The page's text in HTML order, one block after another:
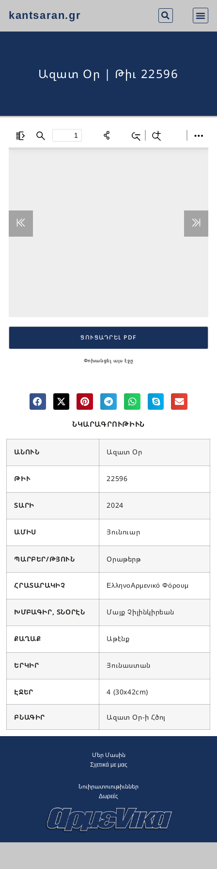
kantsaran.gr
Ազատ Օր | Թիւ 22596
ՆԿԱՐԱԳՐՈՒԹԻՒՆ
ԱՆՈՒՆ Ազատ Օր
ԹԻՒ 22596
ՏԱՐԻ 2024
ԱՄԻՍ Յունուար
ՊԱՐԲԵՐ/ԹՅՈՒՆ Օրաթերթ
ՀՐԱՏԱՐԱԿԻՉ ΕλληνοΑρμενικό Φόρουμ
ԽՄԲԱԳԻՐ, ՏՆՕՐԷՆ Մայք Չիլինկիրեան
ՔԱՂԱՔ Աթէնք
ԵՐԿԻՐ Յունաստան
ԷՋԵՐ 4 (30x42cm)
ԲՆԱԳԻՐ Ազատ Օր-ի Հծոյ
Փոխանցել այս էջը
ՑՈՒՑԱԴՐԵԼ PDF
Մեր Մասին
Σχετικά με μας
Նուիրատուութիւններ
Δωρεές